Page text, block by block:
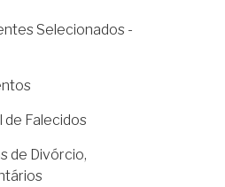
Selecionados -
de Falecidos
de Divórcio,